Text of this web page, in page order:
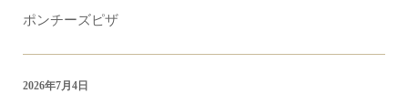
ポンチーズピザ
2026年7月4日